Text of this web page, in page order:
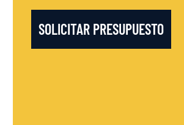
SOLICITAR PRESUPUESTO